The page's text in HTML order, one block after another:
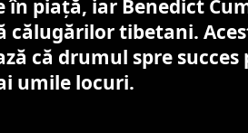
în piață, iar Benedict
călugărilor tibetani.
că drumul spre succes
umile locuri.